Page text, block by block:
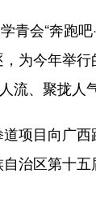
会“奔跑吧
为今年举
流、聚拢人
项目向广西
治区第十